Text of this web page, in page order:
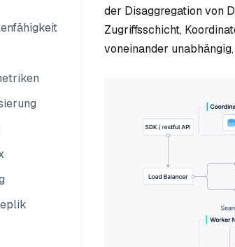
der Disaggregation von
Zugriffsschicht,
voneinander